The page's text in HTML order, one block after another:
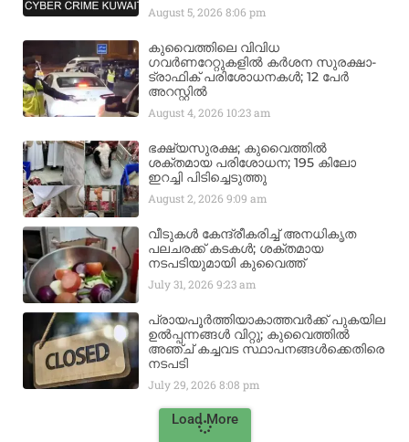
August 5, 20268:06 pm
കുവൈത്തിലെ വിവിധ
ഗവർണറേറ്റുകളിൽ കർശന സുരക്ഷാ-
ട്രാഫിക് പരിശോധനകൾ; 12 പേർ
അറസ്റ്റിൽ
August 4, 2026 10:23 am
ഭക്ഷ്യസുരക്ഷ; കുവൈത്തിൽ
ശക്തമായ പരിശോധന; 195 കിലോ
ഇറച്ചി പിടിച്ചെടുത്തു
August 2, 20269:09 am
വീടുകൾ കേന്ദ്രീകരിച്ച് അനധികൃത
പലചരക്ക് കടകൾ; ശക്തമായ
നടപടിയുമായി കുവൈത്ത്
July 31, 20269:23 am
പ്രായപൂർത്തിയാകാത്തവർക്ക് പുകയില
ഉൽപ്പന്നങ്ങൾ വിറ്റു; കുവൈത്തിൽ
അഞ്ച് കച്ചവട സ്ഥാപനങ്ങൾക്കെതിരെ
നടപടി
July 29, 20268:08 pm
Load More